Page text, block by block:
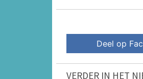
Deel op
VERDER IN HET